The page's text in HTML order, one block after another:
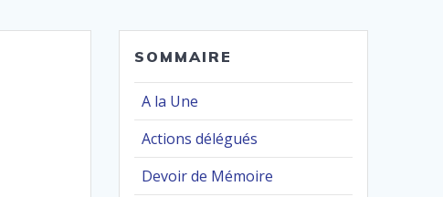
SOMMAIRE
A la Une
Actions délégués
Devoir de Mémoire